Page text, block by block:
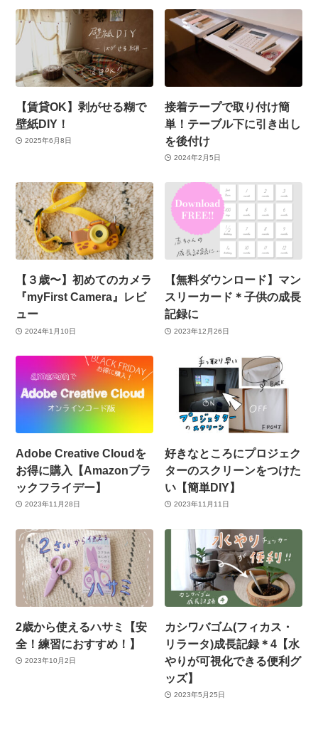
【賃貸OK】剥がせる糊で
壁紙DIY！
2025年6月8日
接着テープで取り付け簡
単！テーブル下に引き出し
を後付け
2024年2月5日
【３歳〜】初めてのカメラ
『myFirst Camera』レビ
ュー
2024年1月10日
【無料ダウンロード】マン
スリーカード＊子供の成長
記録に
2023年12月26日
Adobe Creative Cloudを
お得に購入【Amazonブラ
ックフライデー】
2023年11月28日
好きなところにプロジェク
ターのスクリーンをつけた
い【簡単DIY】
2023年11月11日
2歳から使えるハサミ【安
全！練習におすすめ！】
2023年10月2日
カシワバゴム(フィカス・
リラータ)成長記録＊4【水
やりが可視化できる便利グ
ッズ】
2023年5月25日